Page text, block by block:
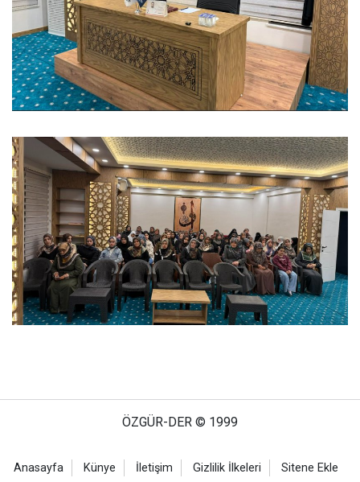
ÖZGÜR-DER © 1999
Anasayfa Künye İletişim Gizlilik İlkeleri Sitene Ekle